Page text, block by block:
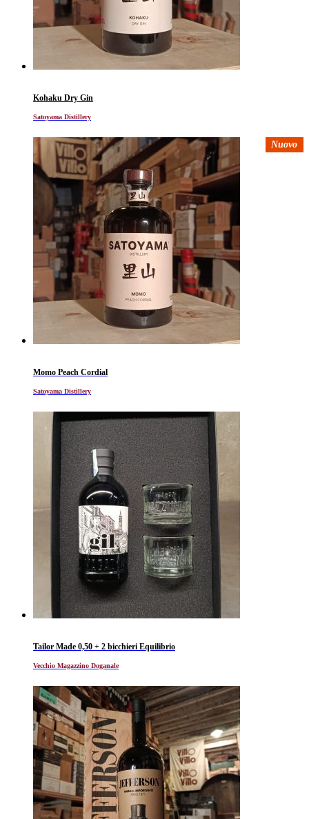
Kohaku Dry Gin
Satoyama Distillery
Nuovo
Momo Peach Cordial
Satoyama Distillery
Tailor Made 0,50 + 2 bicchieri Equilibrio
Vecchio Magazzino Doganale